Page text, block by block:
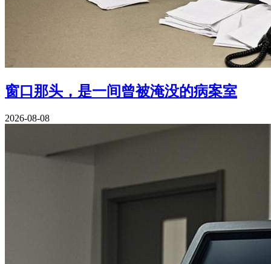
窗口那头，是一间曾被淹没的病案室
2026-08-08